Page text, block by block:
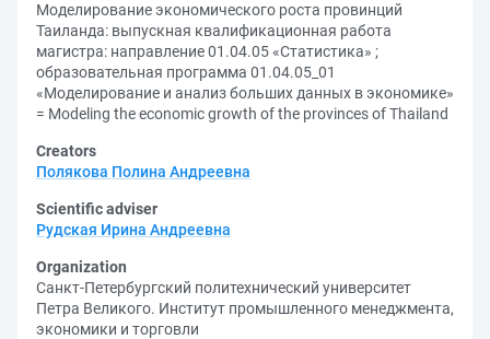
Моделирование экономического роста провинций
Таиланда: выпускная квалификационная работа
магистра: направление 01.04.05 «Статистика» ;
образовательная программа 01.04.05_01
«Моделирование и анализ больших данных в экономике»
= Modeling the economic growth of the provinces of Thailand
Creators
Полякова Полина Андреевна
Scientific adviser
Рудская Ирина Андреевна
Organization
Санкт-Петербургский политехнический университет
Петра Великого. Институт промышленного менеджмента,
экономики и торговли